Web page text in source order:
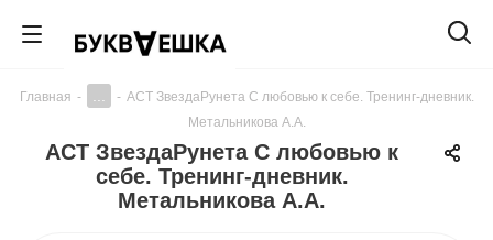
Главная - - АСТ ЗвездаРунета С любовью к себе. Тренинг-дневник.
Метальникова А.А.
АСТ ЗвездаРунета С любовью к
себе. Тренинг-дневник.
Метальникова А.А.